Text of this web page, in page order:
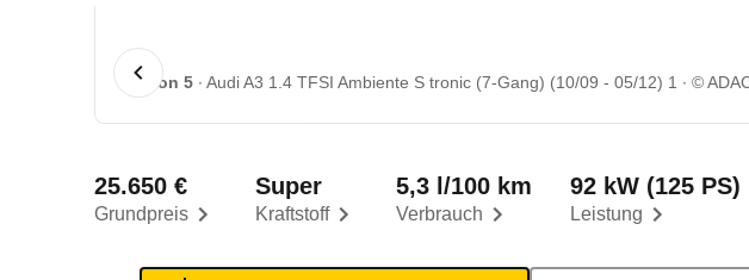
1 von 5 Audi A3 1.4 TFSI Ambiente S tronic (7-Gang) (10/09 - 05/12) 1 ©
Grundpreis
25.650 €
Kraftstoff
Super
Verbrauch
5,3 l/100 km
Leistung
92 kW (125 PS)